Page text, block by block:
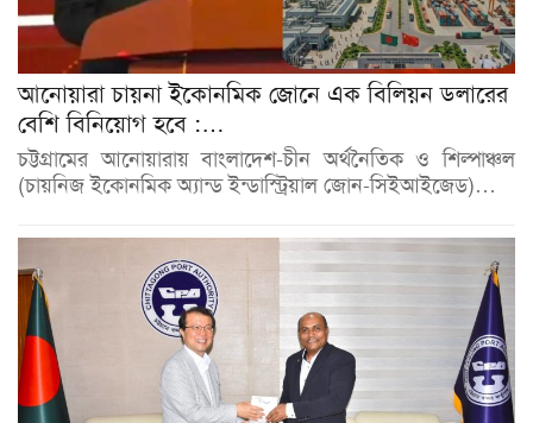
আনোয়ারা চায়না ইকোনমিক জোনে এক বিলিয়ন ডলারের
বেশি বিনিয়োগ হবে :…
চট্টগ্রামের আনোয়ারায় বাংলাদেশ-চীন অর্থনৈতিক ও শিল্পাঞ্চল
(চায়নিজ ইকোনমিক অ্যান্ড ইন্ডাস্ট্রিয়াল জোন-সিইআইজেড)…